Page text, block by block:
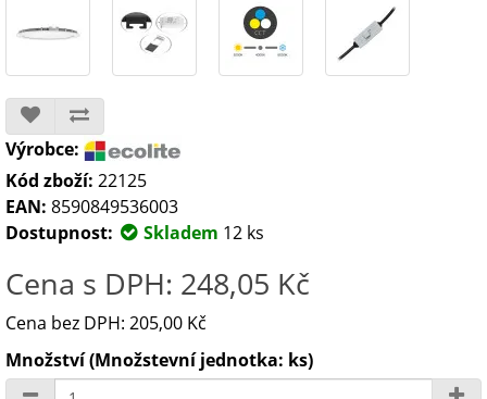
Výrobce:
Kód zboží: 22125
EAN: 8590849536003
Dostupnost:
Skladem 12 ks
Cena s DPH: 248,05 Kč
Cena bez DPH: 205,00 Kč
Množství (Množstevní jednotka: ks)